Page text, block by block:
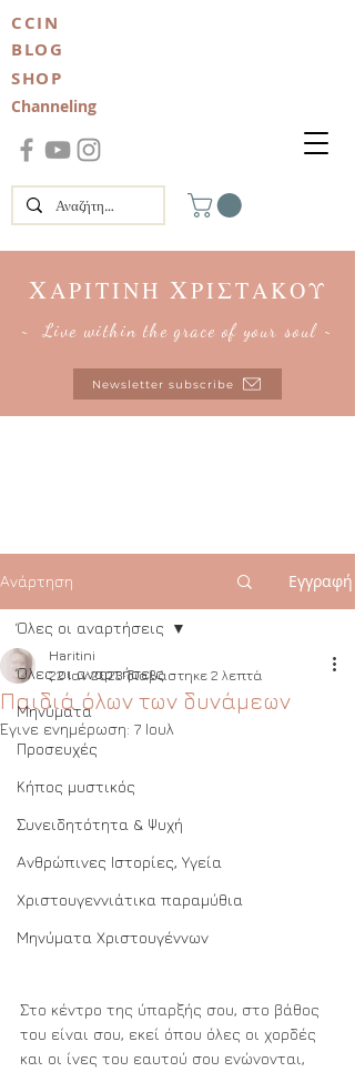
ΧΑΡΙΤΙΝΗ ΧΡΙΣΤΑΚΟΥ
~ Live within the grace of your soul ~
Newsletter subscribe
CCIN
BLOG
SHOP
Channeling
Ανάρτηση Εγγραφή
Όλες οι αναρτήσεις
Μηνύματα
Προσευχές
Κήπος μυστικός
Συνειδητότητα & Ψυχή
Ανθρώπινες Ιστορίες, Υγεία
Χριστουγεννιάτικα παραμύθια
Μηνύματα Χριστουγέννων
Όλες οι αναρτήσεις
Παιδιά όλων των δυνάμεων
Haritini
22 Ιαν 2023 διαβάστηκε 2 λεπτά
Έγινε ενημέρωση: 7 Ιουλ
Στο κέντρο της ύπαρξής σου, στο βάθος
του είναι σου, εκεί όπου όλες οι χορδές
και οι ίνες του εαυτού σου ενώνονται,